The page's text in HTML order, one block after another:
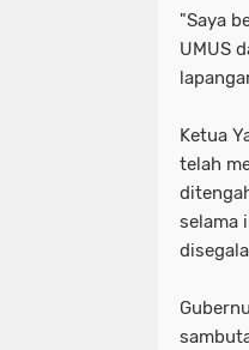
"Saya
UMUS
Ketua
telah
selama